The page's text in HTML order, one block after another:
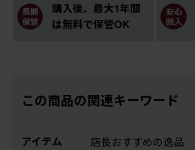
購入後、最大1年間
は無料で保管OK
この商品の関連キーワード
アイテム
店長おすすめの逸品